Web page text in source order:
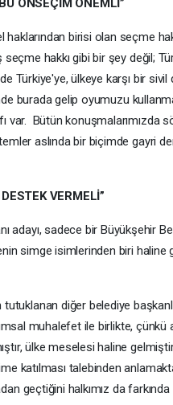
ÖNSEÇİM ÖNEMLİ”
birisi olan seçme
seçme hakkı gibi bir şey değil;
Türkiye'ye, ülkeye karşı bir sivil
burada gelip oyumuzu
var. Bütün konuşmalarımızda
aslında bir biçimde gayri
VERMELİ”
sadece bir Büyükşehir
simge isimlerinden biri haline
diğer belediye
muhalefet ile birlikte, çünkü
ülke meselesi haline
katılması talebinden
geçtiğini halkımız da